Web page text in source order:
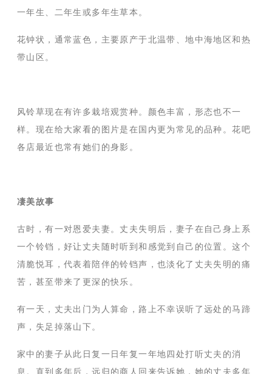
一年生、二年生或多年生草本。
花钟状，通常蓝色，主要原产于北温带、地中海地区和热
带山区。
风铃草现在有许多栽培观赏种。颜色丰富，形态也不一
样。现在给大家看的图片是在国内更为常见的品种。花吧
各店最近也常有她们的身影。
凄美故事
古时，有一对恩爱夫妻。丈夫失明后，妻子在自己身上系
一个铃铛，好让丈夫随时听到和感觉到自己的位置。这个
清脆悦耳，代表着陪伴的铃铛声，也淡化了丈夫失明的痛
苦，甚至带来了更深的快乐。
有一天，丈夫出门为人算命，路上不幸误听了远处的马蹄
声，失足掉落山下。
家中的妻子从此日复一日年复一年地四处打听丈夫的消
息。直到多年后，远归的商人回来告诉她，她的丈夫多年